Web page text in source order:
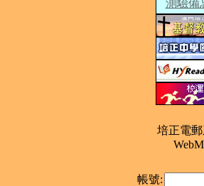
測驗備
培正電
帳號: